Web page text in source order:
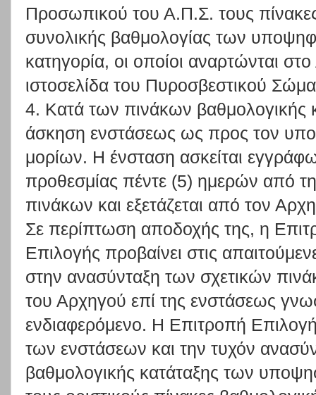
Προσωπικού του Α.Π.Σ. τους
συνολικής βαθμολογίας των
κατηγορία, οι οποίοι αναρτώνται
ιστοσελίδα του Πυροσβεστικού
4. Κατά των πινάκων βαθμολογικής
άσκηση ενστάσεως ως προς τον
μορίων. Η ένσταση ασκείται
προθεσμίας πέντε (5) ημερών από
πινάκων και εξετάζεται από τον
Σε περίπτωση αποδοχής της, η
Επιλογής προβαίνει στις
στην ανασύνταξη των σχετικών
του Αρχηγού επί της ενστάσεως
ενδιαφερόμενο. Η Επιτροπή
των ενστάσεων και την τυχόν
βαθμολογικής κατάταξης των